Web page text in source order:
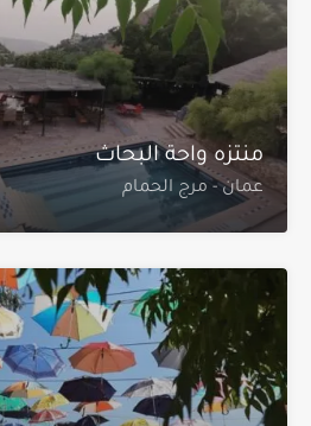
منتزه واحة البحاث
عمان - مرج الحمام